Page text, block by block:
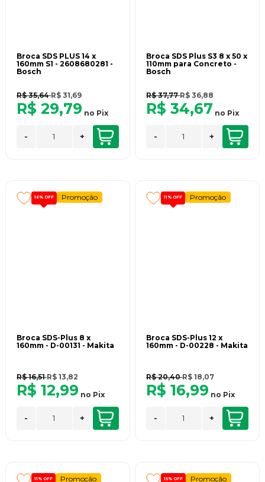
Broca SDS PLUS 14 x
160mm S1 - 2608680281 -
Bosch
R$ 35,64R$ 31,69
R$ 29,79 no Pix
- +
Broca SDS Plus S3 8 x 50 x
110mm para Concreto -
Bosch
R$ 37,77R$ 36,88
R$ 34,67 no Pix
- +
16% OFF Promoção
Broca SDS-Plus 8 x
160mm - D-00131 - Makita
R$ 16,51R$ 13,82
R$ 12,99 no Pix
- +
11% OFF Promoção
Broca SDS-Plus 12 x
160mm - D-00228 - Makita
R$ 20,40R$ 18,07
R$ 16,99 no Pix
- +
11% OFF Promoção 15% OFF Promoção